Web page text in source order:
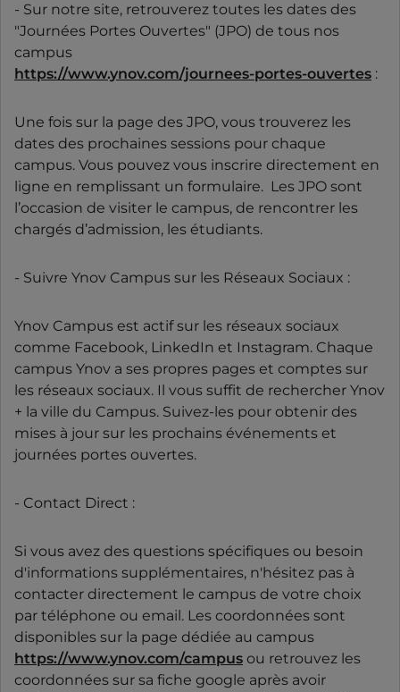
- Sur notre site, retrouverez toutes les dates des
"Journées Portes Ouvertes" (JPO) de tous nos
campus
https://www.ynov.com/journees-portes-ouvertes :
Une fois sur la page des JPO, vous trouverez les
dates des prochaines sessions pour chaque
campus. Vous pouvez vous inscrire directement en
ligne en remplissant un formulaire. Les JPO sont
l’occasion de visiter le campus, de rencontrer les
chargés d’admission, les étudiants.
- Suivre Ynov Campus sur les Réseaux Sociaux :
Ynov Campus est actif sur les réseaux sociaux
comme Facebook, LinkedIn et Instagram. Chaque
campus Ynov a ses propres pages et comptes sur
les réseaux sociaux. Il vous suffit de rechercher Ynov
+ la ville du Campus. Suivez-les pour obtenir des
mises à jour sur les prochains événements et
journées portes ouvertes.
- Contact Direct :
Si vous avez des questions spécifiques ou besoin
d'informations supplémentaires, n'hésitez pas à
contacter directement le campus de votre choix
par téléphone ou email. Les coordonnées sont
disponibles sur la page dédiée au campus
https://www.ynov.com/campus ou retrouvez les
coordonnées sur sa fiche google après avoir